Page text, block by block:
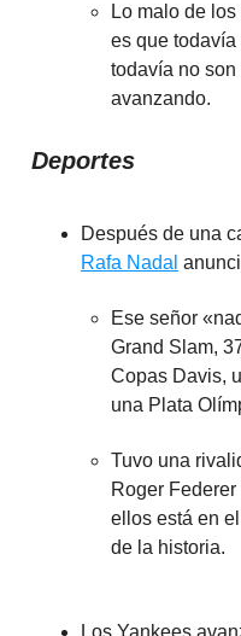
Lo malo de
es que
todavía no
avanzando.
Deportes
Después de una
Rafa Nadal
Ese señor
Grand Slam,
Copas Davis,
una Plata
Tuvo una
Roger
ellos está en
de la historia.